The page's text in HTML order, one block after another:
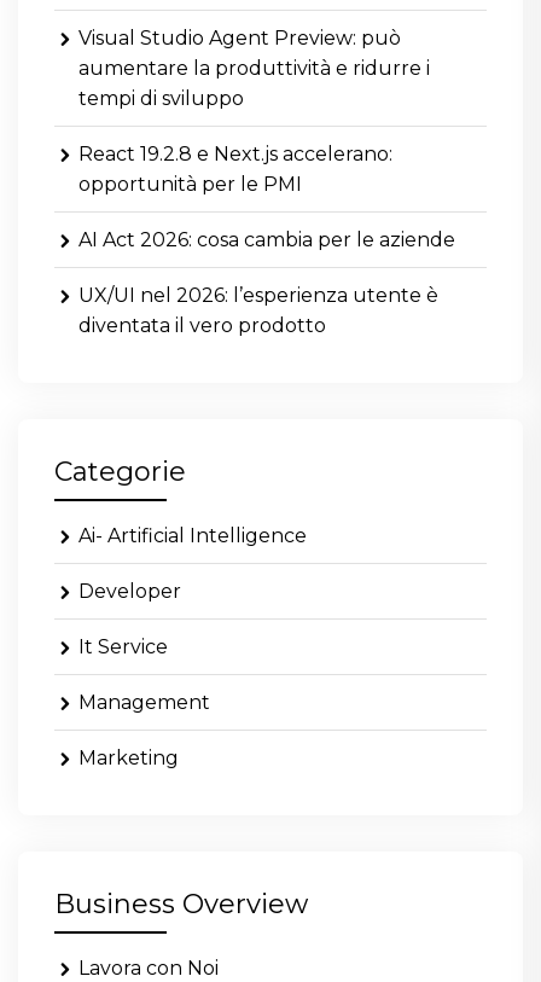
Visual Studio Agent Preview: può
aumentare la produttività e ridurre i
tempi di sviluppo
React 19.2.8 e Next.js accelerano:
opportunità per le PMI
AI Act 2026: cosa cambia per le aziende
UX/UI nel 2026: l’esperienza utente è
diventata il vero prodotto
Categorie
Ai- Artificial Intelligence
Developer
It Service
Management
Marketing
Business Overview
Lavora con Noi